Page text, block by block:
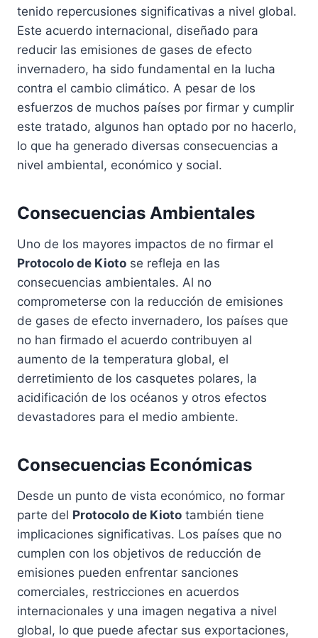
tenido repercusiones significativas a nivel global.
Este acuerdo internacional, diseñado para
reducir las emisiones de gases de efecto
invernadero, ha sido fundamental en la lucha
contra el cambio climático. A pesar de los
esfuerzos de muchos países por firmar y cumplir
este tratado, algunos han optado por no hacerlo,
lo que ha generado diversas consecuencias a
nivel ambiental, económico y social.
Consecuencias Ambientales
Uno de los mayores impactos de no firmar el
Protocolo de Kioto se refleja en las
consecuencias ambientales. Al no
comprometerse con la reducción de emisiones
de gases de efecto invernadero, los países que
no han firmado el acuerdo contribuyen al
aumento de la temperatura global, el
derretimiento de los casquetes polares, la
acidificación de los océanos y otros efectos
devastadores para el medio ambiente.
Consecuencias Económicas
Desde un punto de vista económico, no formar
parte del Protocolo de Kioto también tiene
implicaciones significativas. Los países que no
cumplen con los objetivos de reducción de
emisiones pueden enfrentar sanciones
comerciales, restricciones en acuerdos
internacionales y una imagen negativa a nivel
global, lo que puede afectar sus exportaciones,